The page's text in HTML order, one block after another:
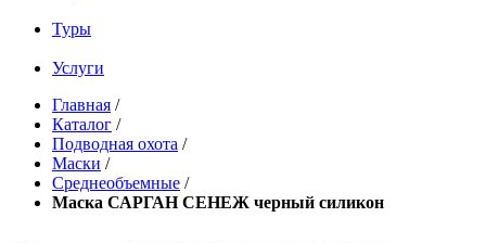
Туры
Услуги
Главная /
Каталог /
Подводная охота /
Маски /
Среднеобъемные /
Маска САРГАН СЕНЕЖ черный силикон